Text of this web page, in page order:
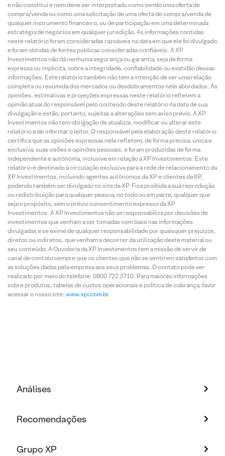
e não constitui e nem deve ser interpretado como sendo uma oferta de
compra/venda ou como uma solicitação de uma oferta de compra/venda de
qualquer instrumento financeiro, ou de participação em uma determinada
estratégia de negócios em qualquer jurisdição. As informações contidas
neste relatório foram consideradas razoáveis na data em que ele foi divulgado
e foram obtidas de fontes públicas consideradas confiáveis. A XP
Investimentos não dá nenhuma segurança ou garantia, seja de forma
expressa ou implícita, sobre a integridade, confiabilidade ou exatidão dessas
informações. Este relatório também não tem a intenção de ser uma relação
completa ou resumida dos mercados ou desdobramentos nele abordados. As
opiniões, estimativas e projeções expressas neste relatório refletem a
opinião atual do responsável pelo conteúdo deste relatório na data de sua
divulgação e estão, portanto, sujeitas a alterações sem aviso prévio. A XP
Investimentos não tem obrigação de atualizar, modificar ou alterar este
relatório e de informar o leitor. O responsável pela elaboração deste relatório
certifica que as opiniões expressas nele refletem, de forma precisa, única e
exclusiva, suas visões e opiniões pessoais, e foram produzidas de forma
independente e autônoma, inclusive em relação a XP Investimentos. Este
relatório é destinado à circulação exclusiva para a rede de relacionamento da
XP Investimentos, incluindo agentes autônomos da XP e clientes da XP,
podendo também ser divulgado no site da XP. Fica proibida a sua reprodução
ou redistribuição para qualquer pessoa, no todo ou em parte, qualquer que
seja o propósito, sem o prévio consentimento expresso da XP
Investimentos. A XP Investimentos não se responsabiliza por decisões de
investimentos que venham a ser tomadas com base nas informações
divulgadas e se exime de qualquer responsabilidade por quaisquer prejuízos,
diretos ou indiretos, que venham a decorrer da utilização deste material ou
seu conteúdo. A Ouvidoria da XP Investimentos tem a missão de servir de
canal de contato sempre que os clientes que não se sentirem satisfeitos com
as soluções dadas pela empresa aos seus problemas. O contato pode ser
realizado por meio do telefone: 0800 722 3710. Para maiores informações
sobre produtos, tabelas de custos operacionais e política de cobrança, favor
acessar o nosso site: www.xpi.com.br.
Análises
Recomendações
Grupo XP